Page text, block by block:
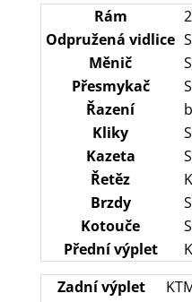
Rám
Odpružená vidlice
Měnič
Přesmykač
Řazení
Kliky
Kazeta
Řetěz
Brzdy
Kotouče
Přední výplet
Zadní výplet